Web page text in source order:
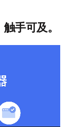
手可及。